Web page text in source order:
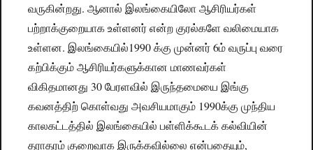
வருகின்றது. ஆனால் இலங்கையிலோ ஆசிரியர்கள்
பற்றாக்குறையாக உள்ளனர் என்ற குரல்களே வலிமையாக
உள்ளன. இலங்கையில்1990 க்கு முன்னர் 6ம் வருப்பு வரை
கற்பிக்கும் ஆசிரியர்களுக்கான மாணவர்கள்
விகிதமானது 30 பேரளவில் இருந்தமையை இங்கு
கவனத்திற் கொள்வது அவசியமாகும் 1990க்கு முந்திய
காலகட்டத்தில் இலங்கையில் பள்ளிக்கூடக் கல்வியின்
தராதரம் குறைவாக இருக்கவில்லை என்பதையும்,